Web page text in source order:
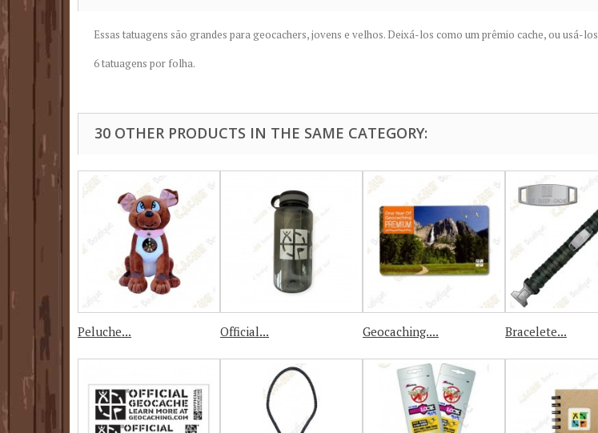
Essas tatuagens são grandes parageocachers, jovens e velhos. Deixá-los como um prêmio cache,ouusá-los
6tatuagens por folha.
30 OTHER PRODUCTS IN THE SAME CATEGORY:
Peluche... Official... Geocaching.... Bracelete...